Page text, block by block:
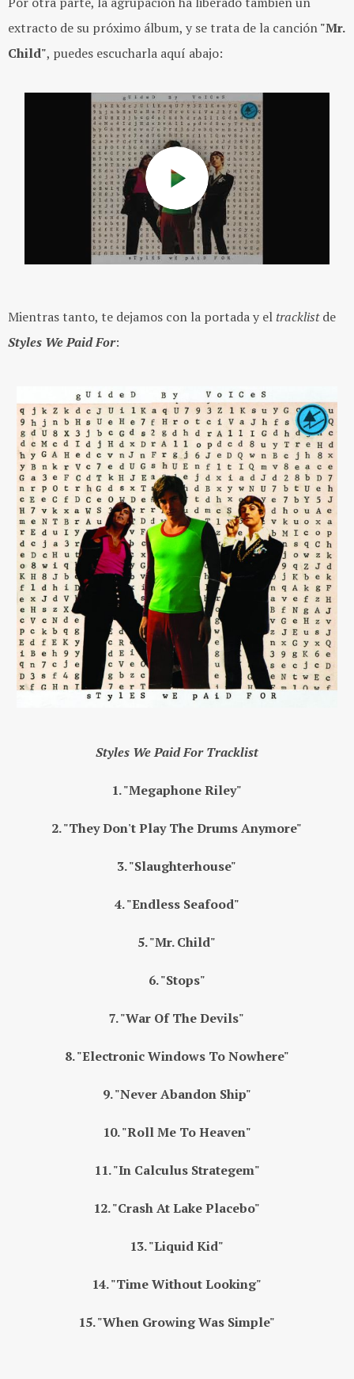
extracto de su próximo álbum, y se trata de la canción"Mr.
Child", puedes escucharla aquí abajo:
Mientras tanto, te dejamos con la portada y el tracklistde
Styles We Paid For:
Styles We Paid For Tracklist
1. "Megaphone Riley"
2. "They Don't Play The Drums Anymore"
3. "Slaughterhouse"
4. "Endless Seafood"
5. "Mr. Child"
6. "Stops"
7. "War Of The Devils"
8. "Electronic Windows To Nowhere"
9. "Never Abandon Ship"
10. "Roll Me To Heaven"
11. "In Calculus Strategem"
12. "Crash At Lake Placebo"
13. "Liquid Kid"
14. "Time Without Looking"
15. "When Growing Was Simple"